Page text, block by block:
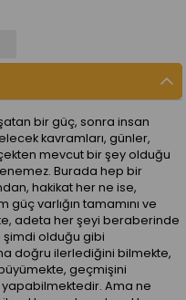
bir güç, sonra insan
kavramları, günler,
mevcut bir şey olduğu
Burada hep bir
hakikat her ne ise,
varlığın tamamını ve
adeta her şeyi beraberinde
şimdi olduğu gibi
doğru ilerlediğini bilmekte,
geçmişini
Ama ne